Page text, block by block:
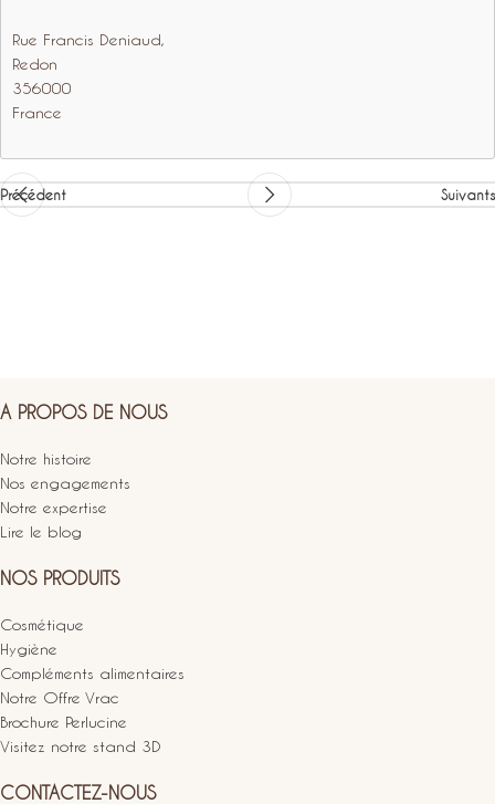
Rue Francis Deniaud,
Redon
356000
France
Précédent Suivants
A PROPOS DE NOUS
Notre histoire
Nos engagements
Notre expertise
Lire le blog
NOS PRODUITS
Cosmétique
Hygiène
Compléments alimentaires
Notre Offre Vrac
Brochure Perlucine
Visitez notre stand 3D
CONTACTEZ-NOUS